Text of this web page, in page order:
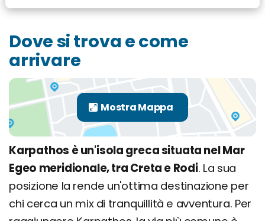
Dove si trova e come
arrivare
Karpathos è un'isola greca situata nel Mar
Egeo meridionale, tra Creta e Rodi. La sua
posizione la rende un'ottima destinazione per
chi cerca un mix di tranquillità e avventura. Per